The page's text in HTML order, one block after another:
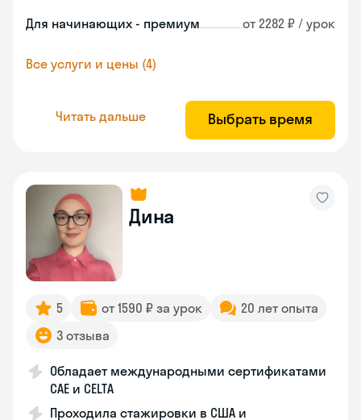
Для начинающих - премиум от 2282 ₽ / урок
Все услуги и цены (4)
Читать дальше Выбрать время
Дина
5 от 1590 ₽ за урок
20 лет опыта
3 отзыва
Обладает международными сертификатами
CAE и CELTA
Проходила стажировки в США и